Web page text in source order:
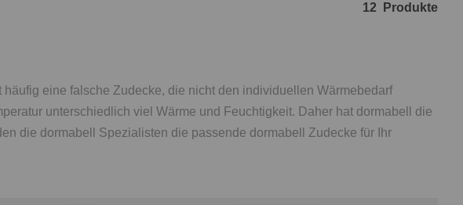
12 Produkte
eine falsche Zudecke, die nicht den individuellen Wärmebedarf
unterschiedlich viel Wärme und Feuchtigkeit. Daher hat dormabell die
die dormabell Spezialisten die passende dormabell Zudecke für Ihr